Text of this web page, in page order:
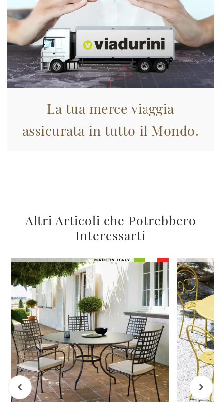
La tua merce viaggia
assicurata in tutto il Mondo.
Altri Articoli che Potrebbero
Interessarti